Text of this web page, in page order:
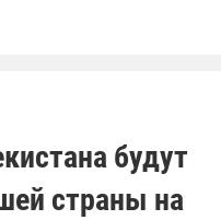
будут
страны на